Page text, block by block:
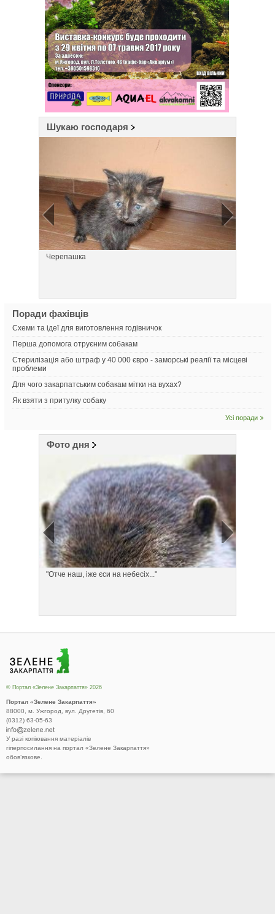
Шукаю господаря
Черепашка
Поради фахівців
Схеми та ідеї для виготовлення годівничок
Перша допомога отруєним собакам
Стерилізація або штраф у 40 000 євро - заморські реалії та місцеві
проблеми
Для чого закарпатським собакам мітки на вухах?
Як взяти з притулку собаку
Усі поради
Фото дня
"Отче наш, іже єси на небесіх..."
© Портал «Зелене Закарпаття» 2026
Портал «Зелене Закарпаття»
88000, м. Ужгород, вул. Другетів, 60
(0312) 63-05-63
У разі копіювання матеріалів
гіперпосилання на портал «Зелене Закарпаття»
обов’язкове.